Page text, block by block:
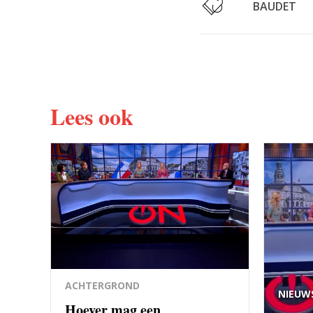
BAUDET
Lees ook
ACHTERGROND